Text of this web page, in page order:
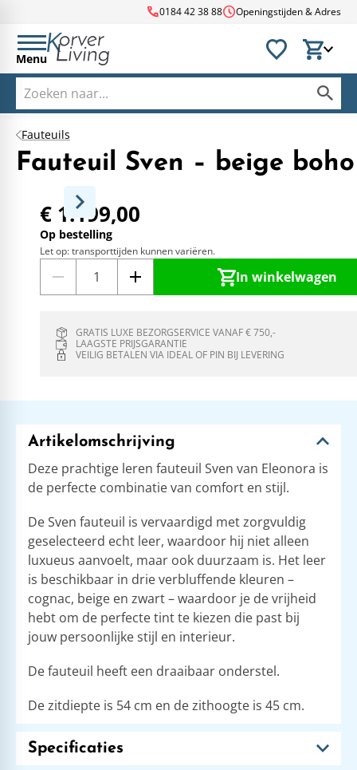
call0184 42 38 88scheduleOpeningstijden & Adres
Menu
Fauteuils
Fauteuil Sven – beige
€ 1.199,00
Op bestelling
Let op: transporttijden kunnen variëren.
In winkelwagen
GRATIS LUXE BEZORGSERVICE VANAF € 750,-
LAAGSTE PRIJSGARANTIE
VEILIG BETALEN VIA IDEAL OF PIN BIJ LEVERING
Artikelomschrijving
Deze prachtige leren fauteuil Sven van Eleonora is
de perfecte combinatie van comfort en stijl.
De Sven fauteuil is vervaardigd met zorgvuldig
geselecteerd echt leer, waardoor hij niet alleen
luxueus aanvoelt, maar ook duurzaam is. Het leer
is beschikbaar in drie verbluffende kleuren –
cognac, beige en zwart – waardoor je de vrijheid
hebt om de perfecte tint te kiezen die past bij
jouw persoonlijke stijl en interieur.
De fauteuil heeft een draaibaar onderstel.
De zitdiepte is 54 cm en de zithoogte is 45 cm.
Specificaties